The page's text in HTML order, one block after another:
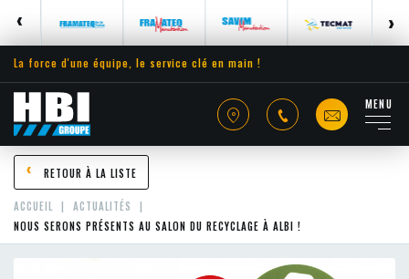
La force d'une équipe, le service clé en main !
MENU
RETOUR À LA LISTE
ACCUEIL
ACTUALITÉS
NOUS SERONS PRÉSENTS AU SALON DU RECYCLAGE À ALBI !